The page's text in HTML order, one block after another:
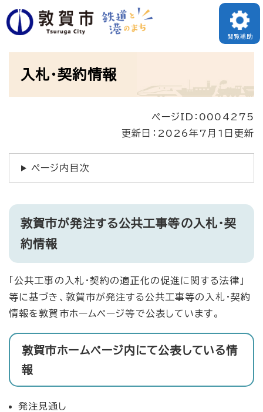
ペ
ー
閲覧補助
入札・契約情報
ページID：0004275
更新日：2026年7月1日更新
ページ内目次
敦賀市が発注する公共工事等の入札・契
約情報
「公共工事の入札・契約の適正化の促進に関する法律」
等に基づき、敦賀市が発注する公共工事等の入札・契約
情報を敦賀市ホームページ等で公表しています。
敦賀市ホームページ内にて公表している情
報
発注見通し